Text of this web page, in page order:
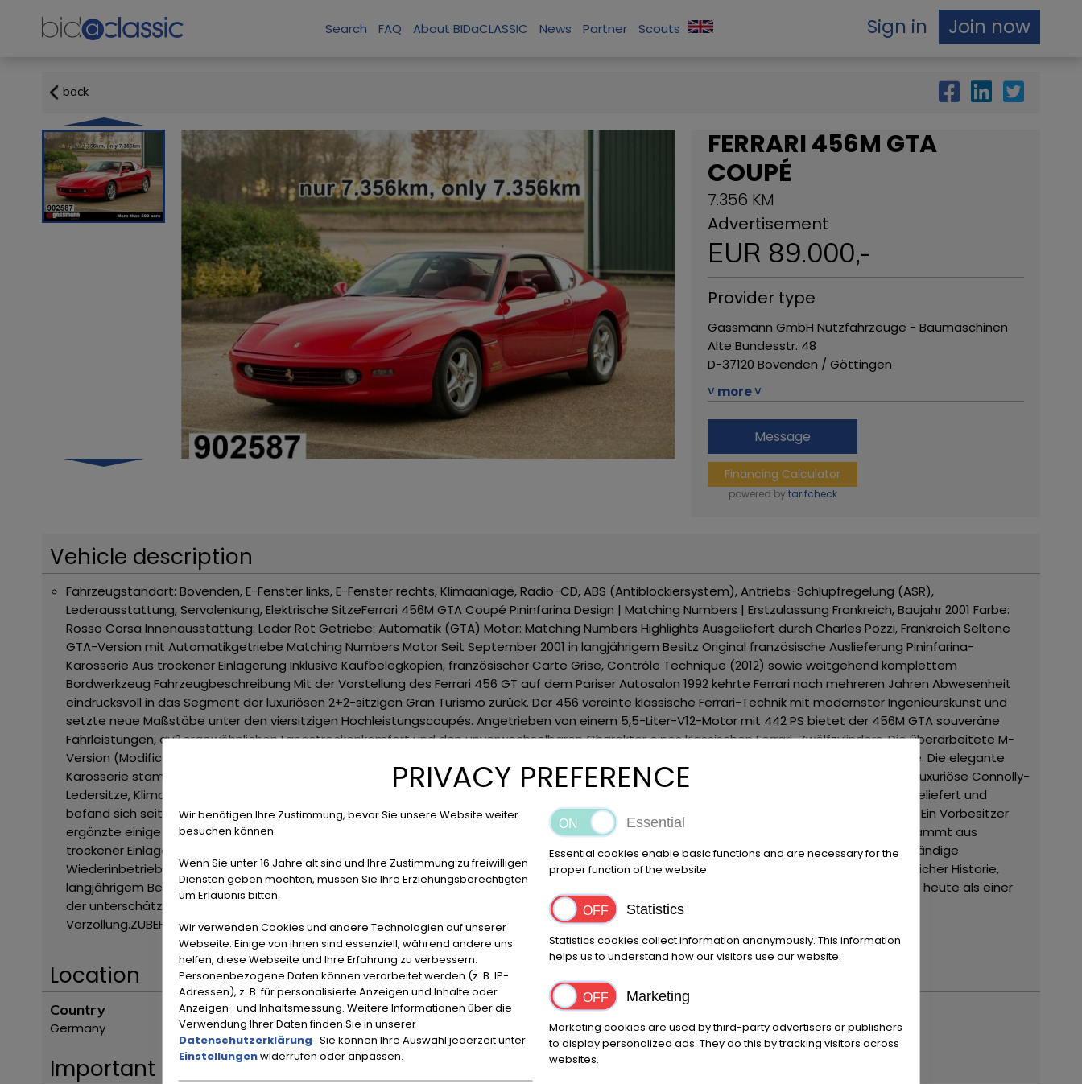
Search FAQ About BIDaCLASSIC News Partner Scouts Sign in Join now
back
FERRARI 456M GTA
COUPÉ
7.356 KM
Advertisement
EUR 89.000,-
Provider type
Gassmann GmbH Nutzfahrzeuge - Baumaschinen
Alte Bundesstr. 48
D-37120 Bovenden / Göttingen
Telefax: +49 (0) 551 / 82 285
E-Mail: info(at)gassmann-gmbh.com
Handelsregister-Nr.: HRB 1396,
Amtsgericht Göttingen
USt.-ID: DE 115314291
˅ more ˅
Message
Financing Calculator
powered by tarifcheck
Vehicle description
Fahrzeugstandort: Bovenden, E-Fenster links, E-Fenster rechts, Klimaanlage, Radio-CD, ABS (Antiblockiersystem), Antriebs-Schlupfregelung (ASR),
Lederausstattung, Servolenkung, Elektrische SitzeFerrari 456M GTA Coupé Pininfarina Design | Matching Numbers | Erstzulassung Frankreich, Baujahr 2001 Farbe:
Rosso Corsa Innenausstattung: Leder Rot Getriebe: Automatik (GTA) Motor: Matching Numbers Highlights Ausgeliefert durch Charles Pozzi, Frankreich Seltene
GTA-Version mit Automatikgetriebe Matching Numbers MotorSeit September 2001 in langjährigem Besitz Original französische Auslieferung Pininfarina-
Karosserie Aus trockener Einlagerung Inklusive Kaufbelegkopien, französischer Carte Grise, Contrôle Technique (2012) sowie weitgehend komplettem
Bordwerkzeug Fahrzeugbeschreibung Mit der Vorstellung des Ferrari 456 GT auf dem Pariser Autosalon 1992 kehrte Ferrari nach mehreren Jahren Abwesenheit
eindrucksvoll in das Segment der luxuriösen 2+2-sitzigen Gran Turismo zurück. Der 456 vereinte klassische Ferrari-Technik mit modernster Ingenieurskunst und
setzte neue Maßstäbe unter den viersitzigen Hochleistungscoupés. Angetrieben von einem 5,5-Liter-V12-Motor mit 442 PS bietet der 456M GTA souveräne
Fahrleistungen, außergewöhnlichen Langstreckenkomfort und den unverwechselbaren Charakter eines klassischen Ferrari-Zwölfzylinders. Die überarbeitete M-
Version (Modificata) erhielt zahlreiche technische und optische Verbesserungen und gilt heute als die ausgereifteste Ausführung der Baureihe. Die elegante
Karosserie stammt aus der Feder von Pininfarina und überzeugt bis heute durch ihre zeitlose Linienführung. Im Innenraum erwarten den Fahrer luxuriöse Connolly-
Ledersitze, Klimaanlage und die hochwertige Verarbeitungsqualität eines echten Grand Tourers.
Dieses Exemplar wurde neu in Frankreich ausgeliefert und
befand sich seit September 2001 in derselben Hand. Zum Zeitpunkt des Erwerbs hatte das Fahrzeug lediglich rund 3.200 Kilometer Laufleistung. Ein Vorbesitzer
ergänzte einige nicht werksseitige Individualisierungen, darunter vergoldete Embleme und zusätzliche Zierelemente.
Das Fahrzeug stammt aus
trockener Einlagerung und wird als Restaurierungs- bzw. Wiederinbetriebnahmeobjekt angeboten. Eine technische Durchsicht sowie eine vollständige
Wiederinbetriebnahme werden vor einer Nutzung empfohlen.Ein seltenes und attraktives Ferrari V12 Grand Tourisme Coupé mit außergewöhnlicher Historie,
langjährigem Besitz und Matching Numbers-Antrieb. Der 456M GTA verbindet klassische Ferrari-Tugenden mit hoher Alltagstauglichkeit und gilt heute als einer
der unterschätzten Zwölfzylinder aus Maranello mit hervorragendem Sammlerpotenzial.Standort: Zollager
Verzollung.ZUBEHÖRANGABEN OHNE GEWÄHR, Änderungen, Zwischenverkauf und Irrtümer vorbehalten!
Location
Country
Germany
Location
Bovenden
Zip code
37120
Important
PRIVACY PREFERENCE
Wir benötigen Ihre Zustimmung, bevor Sie unsere Website weiter
besuchen können.
Wenn Sie unter 16 Jahre alt sind und Ihre Zustimmung zu freiwilligen
Diensten geben möchten, müssen Sie Ihre Erziehungsberechtigten
um Erlaubnis bitten.
Wir verwenden Cookies und andere Technologien auf unserer
Webseite. Einige von ihnen sind essenziell, während andere uns
helfen, diese Webseite und Ihre Erfahrung zu verbessern.
Personenbezogene Daten können verarbeitet werden (z. B. IP-
Adressen), z. B. für personalisierte Anzeigen und Inhalte oder
Anzeigen- und Inhaltsmessung. Weitere Informationen über die
Verwendung Ihrer Daten finden Sie in unserer
Datenschutzerklärung . Sie können Ihre Auswahl jederzeit unter
Einstellungenwiderrufen oder anpassen.
Essential
Essential cookies enable basic functions and are necessary for the
proper function of the website.
Statistics
Statistics cookies collect information anonymously. This information
helps us to understand how our visitors use our website.
Marketing
Marketing cookies are used by third-party advertisers or publishers
to display personalized ads. They do this by tracking visitors across
websites.